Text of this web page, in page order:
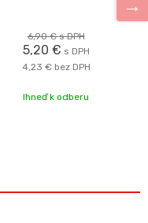
6,90 €s DPH
5,20 € s DPH
4,23 € bez DPH
Ihneď k odberu